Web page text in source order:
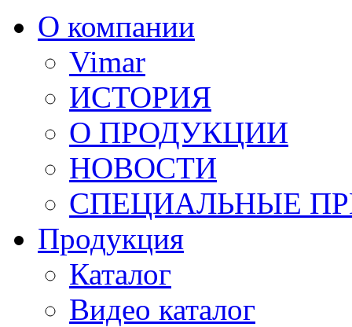
О компании
Vimar
ИСТОРИЯ
О ПРОДУКЦИИ
НОВОСТИ
СПЕЦИАЛЬНЫЕ
Продукция
Каталог
Видео каталог